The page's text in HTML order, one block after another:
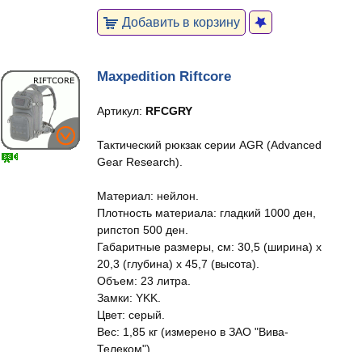
Добавить в корзину
Maxpedition Riftcore
Артикул: RFCGRY
Тактический рюкзак серии AGR (Advanced
Gear Research).
Материал: нейлон.
Плотность материала: гладкий 1000 ден,
рипстоп 500 ден.
Габаритные размеры, см: 30,5 (ширина) x
20,3 (глубина) x 45,7 (высота).
Объем: 23 литра.
Замки: YKK.
Цвет: серый.
Вес: 1,85 кг (измерено в ЗАО "Вива-
Телеком").